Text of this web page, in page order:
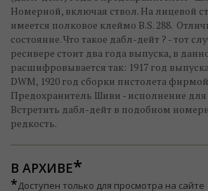
Номерной, включая ствол. На лицевой
имеется полковое клеймо B.S. 288.
состояние. Что такое дабл-дейт ? - тот
ресивере стоит два года выпуска, в
расшифровывается так: 1917 год
DWM, 1920 год сборки пистолета
Предохранитель Шиви - исполнение
Встретить дабл-дейт в подобном
редкость.
В АРХИВЕ
*Доступен только для просмотра на сайте